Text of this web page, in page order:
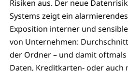
Risiken aus. Der neue
Systems zeigt ein
Exposition interner und
von Unternehmen:
der Ordner – und damit
Daten, Kreditkarten- oder auch